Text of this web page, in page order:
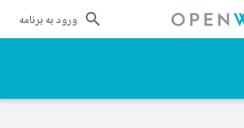
ورود به برنامه